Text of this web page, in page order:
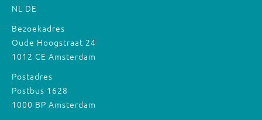
NL DE
Bezoekadres
Oude Hoogstraat 24
1012 CE Amsterdam
Postadres
Postbus 1628
1000 BP Amsterdam